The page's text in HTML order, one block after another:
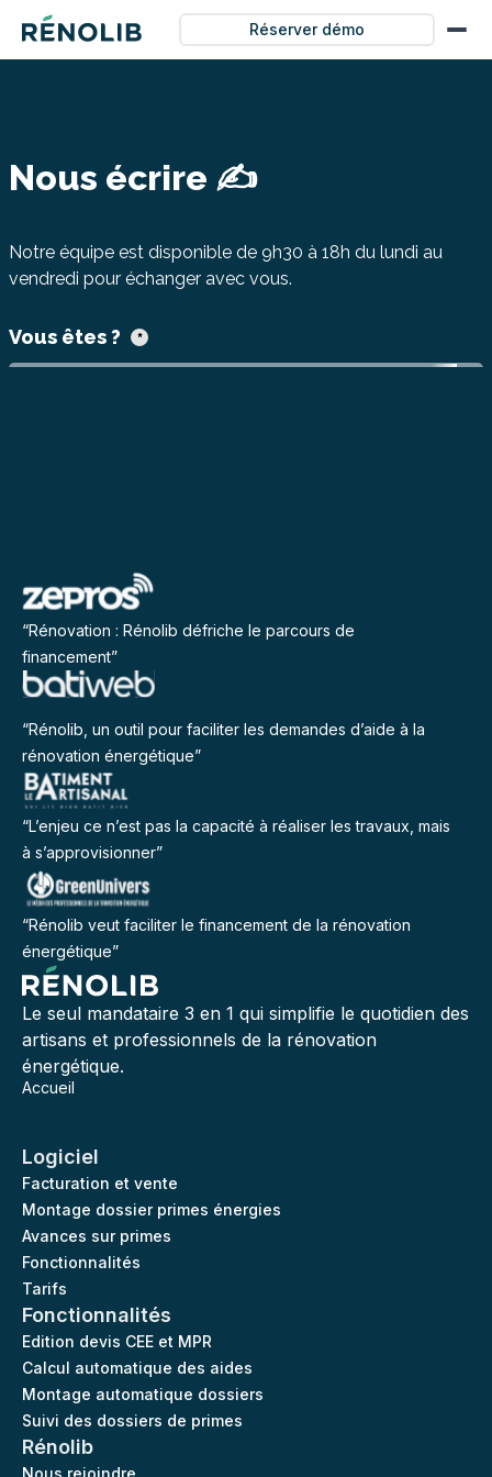
Réserver démo
“Rénovation : Rénolib défriche le parcours de
financement”
“Rénolib, un outil pour faciliter les demandes d’aide à la
rénovation énergétique”
“L’enjeu ce n’est pas la capacité à réaliser les travaux, mais
à s’approvisionner”
“Rénolib veut faciliter le financement de la rénovation
énergétique”
Le seul mandataire 3 en 1 qui simplifie le quotidien des
artisans et professionnels de la rénovation
énergétique.
Accueil
Logiciel
Facturation et vente
Montage dossier primes énergies
Avances sur primes
Fonctionnalités
Tarifs
Fonctionnalités
Edition devis CEE et MPR
Calcul automatique des aides
Montage automatique dossiers
Suivi des dossiers de primes
Rénolib
Nous rejoindre